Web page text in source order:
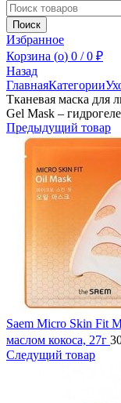
Поиск
Избранное
Корзина (o) 0 / 0 ₽
Назад
ГлавнаяКатегории
Тканевая маска для
Gel Mask –
Предыдущий товар
Saem Micro Skin Fit
маслом кокоса, 27г
Следущий товар